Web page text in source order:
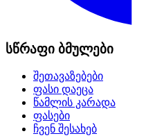
სწრაფი ბმულები
შეთავაზებები
ფასი დაეცა
წამლის კარადა
ფასები
ჩვენ შესახებ